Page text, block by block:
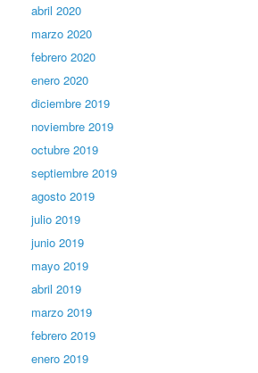
abril 2020
marzo 2020
febrero 2020
enero 2020
diciembre 2019
noviembre 2019
octubre 2019
septiembre 2019
agosto 2019
julio 2019
junio 2019
mayo 2019
abril 2019
marzo 2019
febrero 2019
enero 2019